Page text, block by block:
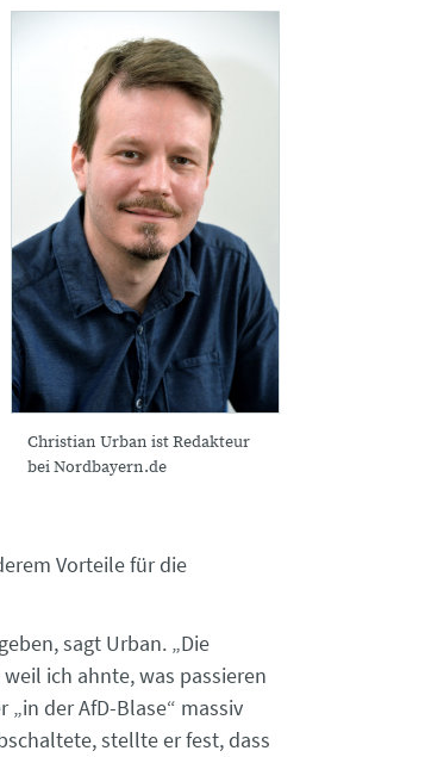
Christian Urban ist Redakteur
bei Nordbayern.de
Vorteile für die
sagt Urban. „Die
ich ahnte, was passieren
„in der AfD-Blase“ massiv
stellte er fest, dass